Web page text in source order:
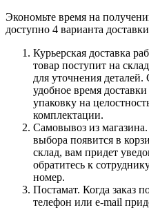
Экономьте время на
доступно 4 варианта
Курьерская доставка
товар поступит на
для уточнения
удобное время
упаковку на
комплектации.
Самовывоз из
выбора появится в
склад, вам придет
обратитесь к
номер.
Постамат. Когда заказ
телефон или e-mail